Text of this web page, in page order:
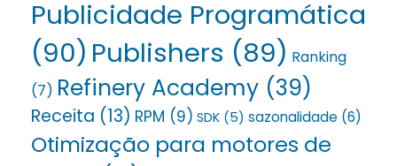
Publicidade Programática
(90) Publishers (89) Ranking
(7) Refinery Academy (39)
Receita (13) RPM (9) SDK (5) sazonalidade (6)
Otimização para motores de